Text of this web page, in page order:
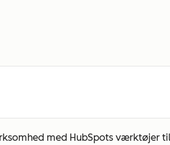
med HubSpots værktøjer til